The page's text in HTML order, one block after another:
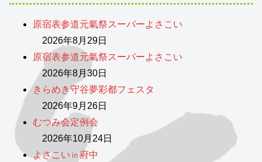
原宿表参道元氣祭スーパーよさこい
2026年8月29日
原宿表参道元氣祭スーパーよさこい
2026年8月30日
きらめき守谷夢彩都フェスタ
2026年9月26日
むつみ会定例会
2026年10月24日
よさこい㏌府中